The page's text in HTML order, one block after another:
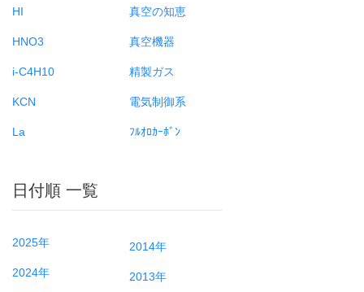
HI
HNO3
i-C4H10
KCN
La
真空の知恵
真空機器
精製ガス
電気制御系
ﾌﾙｵﾛｶｰﾎﾞﾝ
日付順 一覧
2025年
2024年
2014年
2013年